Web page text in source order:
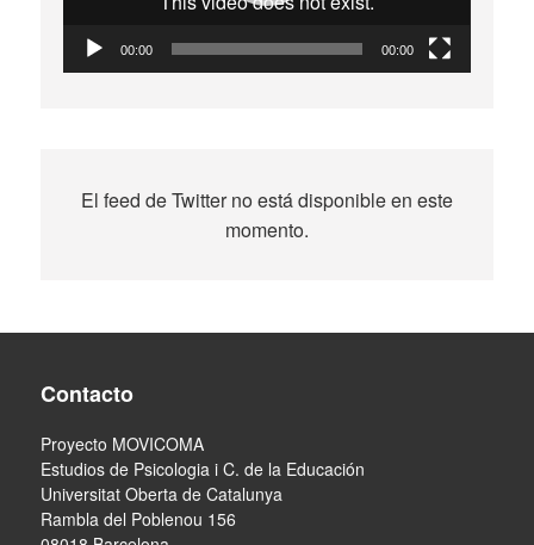
00:00 00:00
El feed de Twitter no está disponible en este
momento.
Contacto
Proyecto MOVICOMA
Estudios de Psicologia i C. de la Educación
Universitat Oberta de Catalunya
Rambla del Poblenou 156